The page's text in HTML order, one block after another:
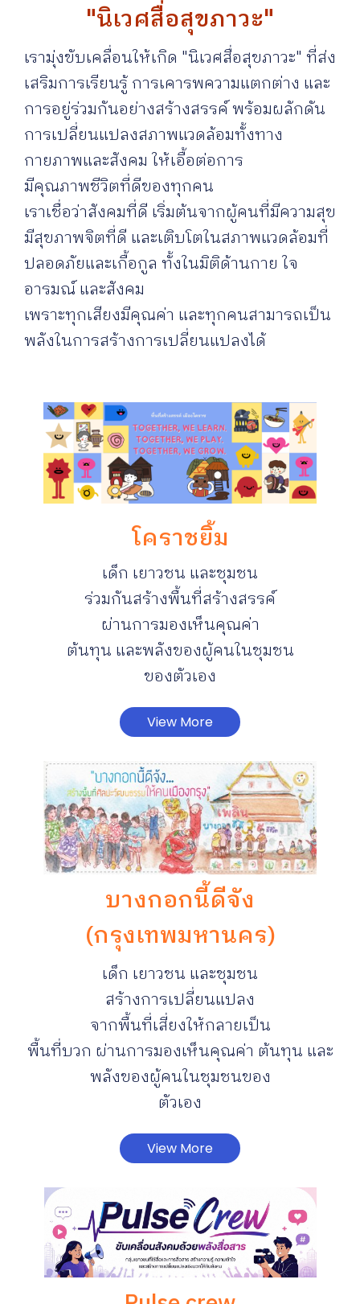
"นิเวศสื่อสุขภาวะ"
เรามุ่งขับเคลื่อนให้เกิด "นิเวศสื่อสุขภาวะ" ที่ส่ง
เสริมการเรียนรู้ การเคารพความแตกต่าง และ
การอยู่ร่วมกันอย่างสร้างสรรค์ พร้อมผลักดัน
การเปลี่ยนแปลงสภาพแวดล้อมทั้งทาง
กายภาพและสังคม ให้เอื้อต่อการ
มีคุณภาพชีวิตที่ดีของทุกคน
เราเชื่อว่าสังคมที่ดี เริ่มต้นจากผู้คนที่มีความสุข
มีสุขภาพจิตที่ดี และเติบโตในสภาพแวดล้อมที่
ปลอดภัยและเกื้อกูล ทั้งในมิติด้านกาย ใจ
อารมณ์ และสังคม
เพราะทุกเสียงมีคุณค่า และทุกคนสามารถเป็น
พลังในการสร้างการเปลี่ยนแปลงได้
โคราชยิ้ม
เด็ก เยาวชน และชุมชน
ร่วมกันสร้างพื้นที่สร้างสรรค์
ผ่านการมองเห็นคุณค่า
ต้นทุน และพลังของผู้คนในชุมชน
ของตัวเอง
View More
บางกอกนี้ดีจัง
(กรุงเทพมหานคร)
เด็ก เยาวชน และชุมชน
สร้างการเปลี่ยนแปลง
จากพื้นที่เสี่ยงให้กลายเป็น
พื้นที่บวก ผ่านการมองเห็นคุณค่า ต้นทุน และ
พลังของผู้คนในชุมชนของ
ตัวเอง
View More